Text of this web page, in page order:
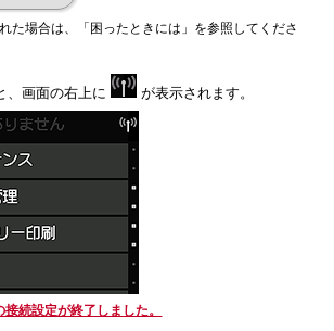
た場合は、「困ったときには」を参照してくださ
、画面の右上に が表示されます。
続設定が終了しました。